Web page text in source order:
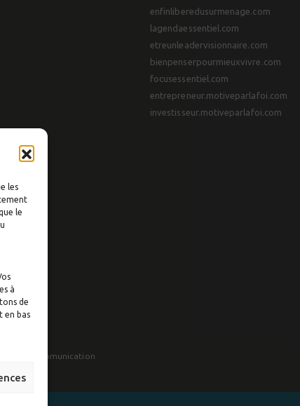
les
le
à
de
en bas
enfinliberedusurmenage.com
lagendaessentiel.com
etreunleadervisionnaire.com
bienpenserpourmieuxvivre.com
focusessentiel.com
entrepreneur.motiveparlafoi.com
investisseur.motiveparlafoi.com
Visuall Communication